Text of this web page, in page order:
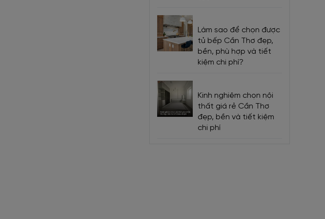
Làm sao để chọn được
tủ bếp Cần Thơ đẹp,
bền, phù hợp và tiết
kiệm chi phí?
Kinh nghiệm chọn nội
thất giá rẻ Cần Thơ
đẹp, bền và tiết kiệm
chi phí